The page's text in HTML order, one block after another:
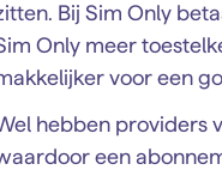
Bij Sim Only
Only meer
voor een
hebben providers
een